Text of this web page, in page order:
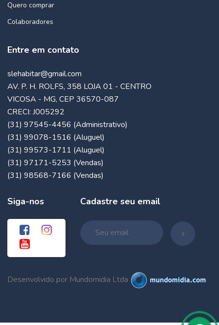
Quero comprar
Colaboradores
Entre em contato
slehabitar@gmail.com
AV. P. H. ROLFS, 358 LOJA 01 - CENTRO
VICOSA - MG, CEP 36570-087
CRECI: J005292
(31) 97545-4456 (Administrativo)
(31) 99078-1516 (Aluguel)
(31) 99573-1711 (Aluguel)
(31) 97171-5253 (Vendas)
(31) 98568-7166 (Vendas)
Siga-nos Cadastre seu email
Desenvolvido por Mundomidia Ltda